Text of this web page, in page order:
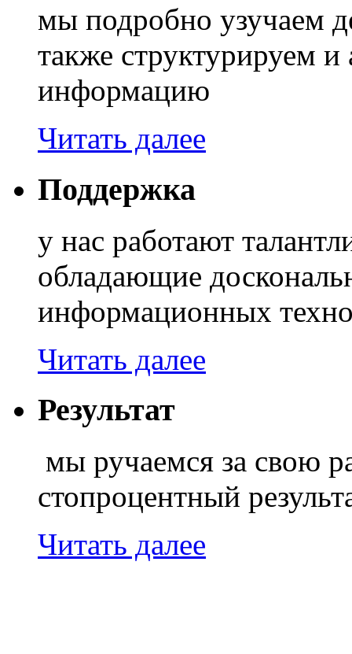
мы подробно узучаем
также структурируем
информацию
Читать далее
Поддержка
у нас работают
обладающие
информационных
Читать далее
Результат
мы ручаемся за свою
стопроцентный
Читать далее